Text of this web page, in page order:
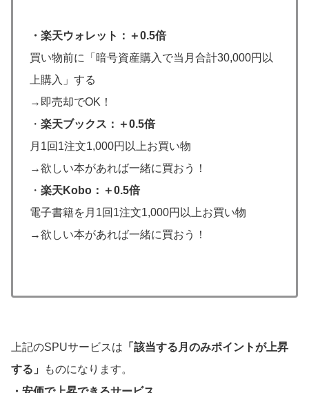
・楽天ウォレット：＋0.5倍
買い物前に「暗号資産購入で当月合計30,000円以
上購入」する
→即売却でOK！
・ 楽天ブックス：＋0.5倍
月1回1注文1,000円以上お買い物
→欲しい本があれば一緒に買おう！
・ 楽天Kobo：＋0.5倍
電子書籍を月1回1注文1,000円以上お買い物
→欲しい本があれば一緒に買おう！
上記のSPUサービスは 「該当する月のみポイントが上昇
する」
ものになります。